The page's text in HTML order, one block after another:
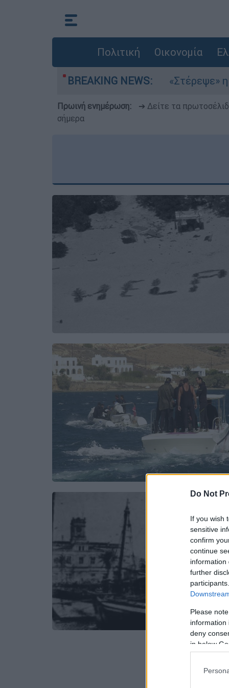
Do Not
If you wish
sensitive
confirm
continue
information
further
Please
information
deny
in below
Πολιτική Οικονομία
BREAKING NEWS:
στο Αιγαίο «Στέρεψε» η αγορά από
Πρωινή ενημέρωση: ➔ Δείτε τα
σήμερα